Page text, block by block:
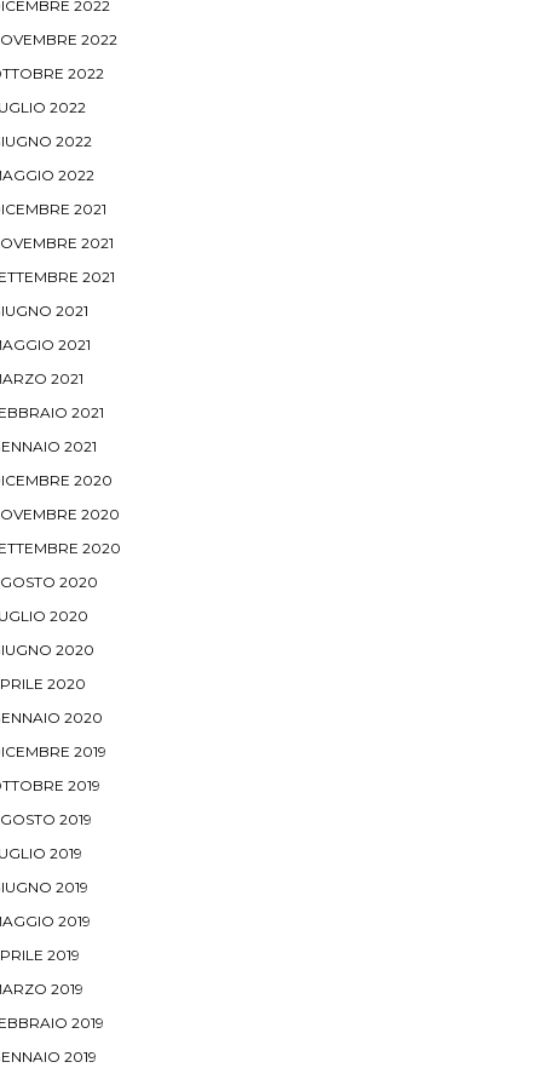
2022
2022
2022
2022
2022
2022
2021
2021
2021
2021
2021
2021
2021
2021
2020
2020
2020
2020
2020
2020
2020
2020
2019
2019
2019
2019
2019
2019
2019
2019
2019
2019